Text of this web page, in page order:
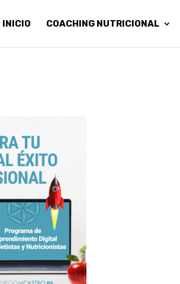
INICIO COACHING NUTRICIONAL